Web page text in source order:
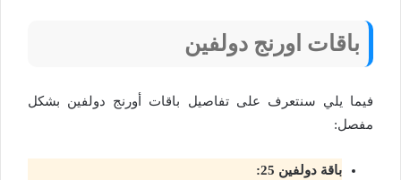
باقات اورنج دولفين
فيما يلي سنتعرف على تفاصيل باقات أورنج دولفين بشكل
مفصل:
باقة دولفين 25: